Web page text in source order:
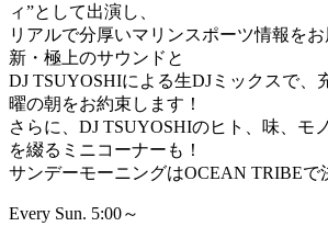
ィ”として出演し、
リアルで分厚いマリンスポーツ情報を
新・極上のサウンドと
DJ TSUYOSHIによる生DJミックスで、
曜の朝をお約束します！
さらに、DJ TSUYOSHIのヒト、味、モ
を綴るミニコーナーも！
サンデーモーニングはOCEAN TRIBEで
Every Sun. 5:00～